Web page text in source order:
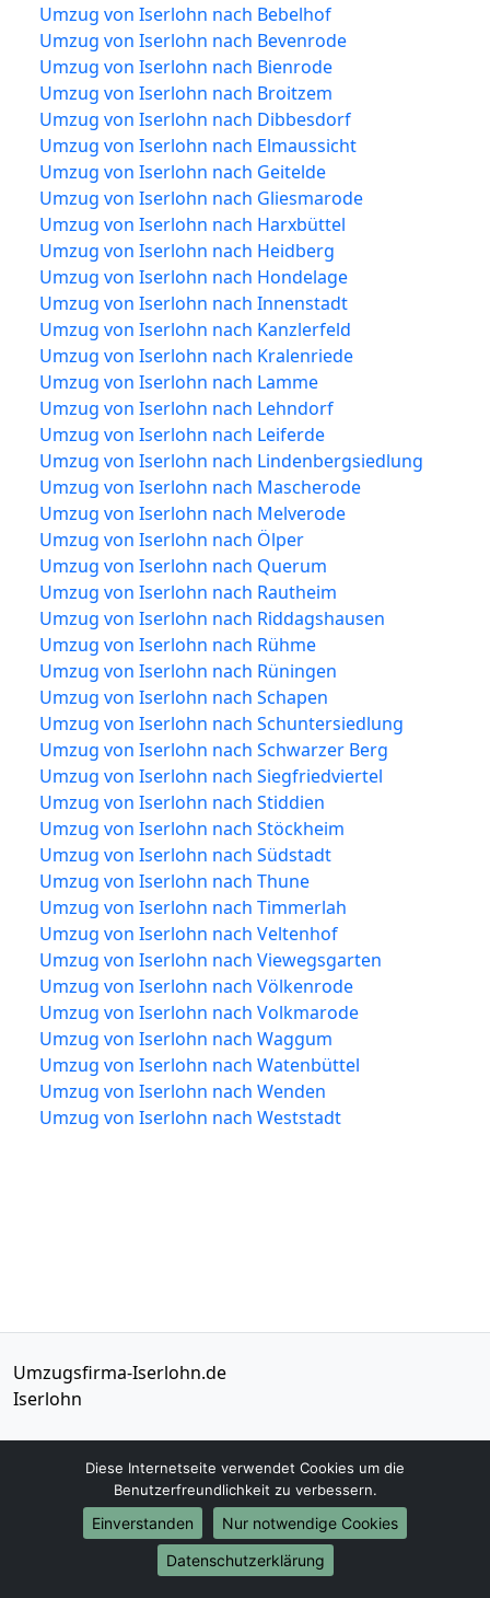
Umzug von Iserlohn nach Bebelhof
Umzug von Iserlohn nach Bevenrode
Umzug von Iserlohn nach Bienrode
Umzug von Iserlohn nach Broitzem
Umzug von Iserlohn nach Dibbesdorf
Umzug von Iserlohn nach Elmaussicht
Umzug von Iserlohn nach Geitelde
Umzug von Iserlohn nach Gliesmarode
Umzug von Iserlohn nach Harxbüttel
Umzug von Iserlohn nach Heidberg
Umzug von Iserlohn nach Hondelage
Umzug von Iserlohn nach Innenstadt
Umzug von Iserlohn nach Kanzlerfeld
Umzug von Iserlohn nach Kralenriede
Umzug von Iserlohn nach Lamme
Umzug von Iserlohn nach Lehndorf
Umzug von Iserlohn nach Leiferde
Umzug von Iserlohn nach Lindenbergsiedlung
Umzug von Iserlohn nach Mascherode
Umzug von Iserlohn nach Melverode
Umzug von Iserlohn nach Ölper
Umzug von Iserlohn nach Querum
Umzug von Iserlohn nach Rautheim
Umzug von Iserlohn nach Riddagshausen
Umzug von Iserlohn nach Rühme
Umzug von Iserlohn nach Rüningen
Umzug von Iserlohn nach Schapen
Umzug von Iserlohn nach Schuntersiedlung
Umzug von Iserlohn nach Schwarzer Berg
Umzug von Iserlohn nach Siegfriedviertel
Umzug von Iserlohn nach Stiddien
Umzug von Iserlohn nach Stöckheim
Umzug von Iserlohn nach Südstadt
Umzug von Iserlohn nach Thune
Umzug von Iserlohn nach Timmerlah
Umzug von Iserlohn nach Veltenhof
Umzug von Iserlohn nach Viewegsgarten
Umzug von Iserlohn nach Völkenrode
Umzug von Iserlohn nach Volkmarode
Umzug von Iserlohn nach Waggum
Umzug von Iserlohn nach Watenbüttel
Umzug von Iserlohn nach Wenden
Umzug von Iserlohn nach Weststadt
Umzugsfirma-Iserlohn.de
Iserlohn
info@umzugsfirma-iserlohn.de
Öffnungszeiten:Mo - Sa: 09:00 - 20:00 Uhr
Diese Internetseite verwendet Cookies um die
Benutzerfreundlichkeit zu verbessern.
Einverstanden
Nur notwendige Cookies
Datenschutzerklärung